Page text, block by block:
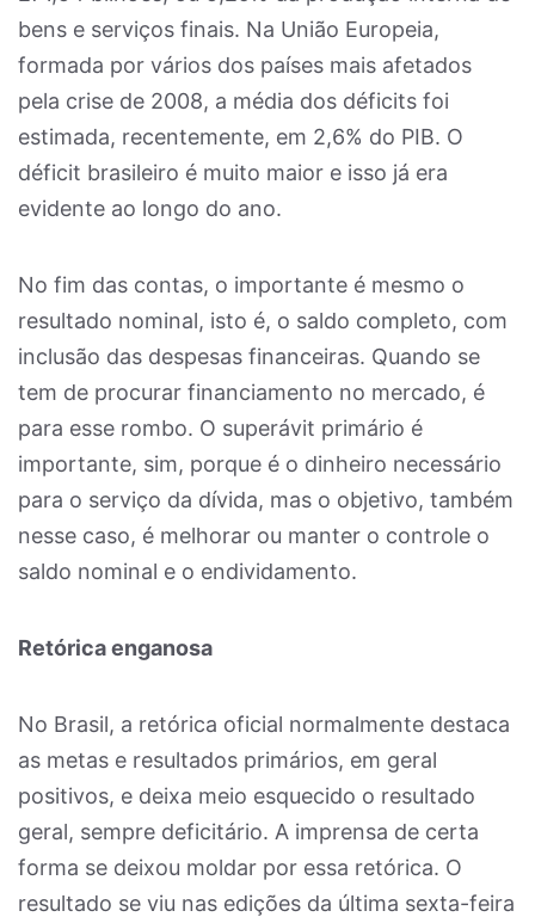
bens e serviços finais. Na União Europeia,
formada por vários dos países mais afetados
pela crise de 2008, a média dos déficits foi
estimada, recentemente, em 2,6% do PIB. O
déficit brasileiro é muito maior e isso já era
evidente ao longo do ano.
No fim das contas, o importante é mesmo o
resultado nominal, isto é, o saldo completo, com
inclusão das despesas financeiras. Quando se
tem de procurar financiamento no mercado, é
para esse rombo. O superávit primário é
importante, sim, porque é o dinheiro necessário
para o serviço da dívida, mas o objetivo, também
nesse caso, é melhorar ou manter o controle o
saldo nominal e o endividamento.
Retórica enganosa
No Brasil, a retórica oficial normalmente destaca
as metas e resultados primários, em geral
positivos, e deixa meio esquecido o resultado
geral, sempre deficitário. A imprensa de certa
forma se deixou moldar por essa retórica. O
resultado se viu nas edições da última sexta-feira